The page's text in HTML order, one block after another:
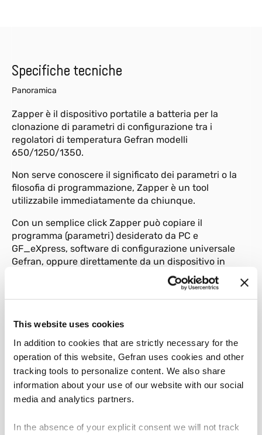
This website uses cookies
In addition to cookies that are strictly necessary for the
operation of this website, Gefran uses cookies and other
tracking tools to personalize content. We also share
information about your use of our website with our social
media and analytics partners.
In the absence of your explicit consent we will not track
Specifiche tecniche
Panoramica
Zapper è il dispositivo portatile a batteria per la
clonazione di parametri di configurazione tra i
regolatori di temperatura Gefran modelli
650/1250/1350.
Non serve conoscere il significato dei parametri o la
filosofia di programmazione, Zapper è un tool
utilizzabile immediatamente da chiunque.
Con un semplice click Zapper può copiare il
programma (parametri) desiderato da PC e
GF_eXpress, software di configurazione universale
Gefran, oppure direttamente da un dispositivo in
Il programma, memorizzato stabilmente nello Zapper,
dispositivo, duplicando così le configurazioni in modo
Zapper è in grado di operare su strumenti senza
doverli alimentare: lo Zapper sfrutta l’energia delle
proprie batterie di alimentazione ed è in grado di
operare direttamente sullo strumento ancora
pannello.